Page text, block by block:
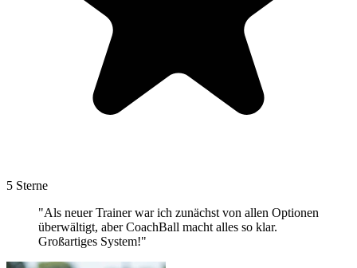
5 Sterne
"Als neuer Trainer war ich zunächst von allen Optionen
überwältigt, aber CoachBall macht alles so klar.
Großartiges System!"